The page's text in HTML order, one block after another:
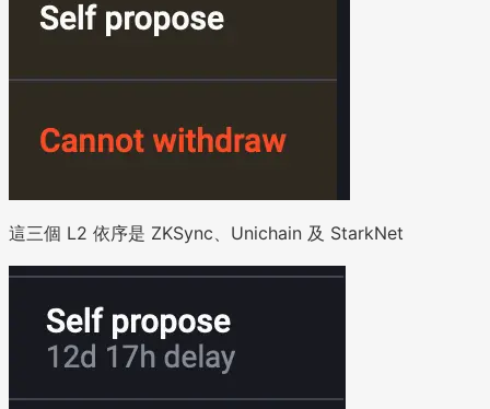
這三個 L2 依序是 ZKSync、Unichain 及 StarkNet